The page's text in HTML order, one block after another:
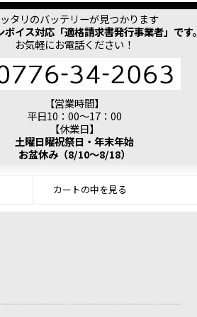
タリのバッテリーが見つかります
イス対応「適格請求書発行事業者」です。
お気軽にお電話ください！
【営業時間】
平日10：00～17：00
【休業日】
土曜日曜祝祭日・年末年始
お盆休み（8/10～8/18）
カートの中を見る